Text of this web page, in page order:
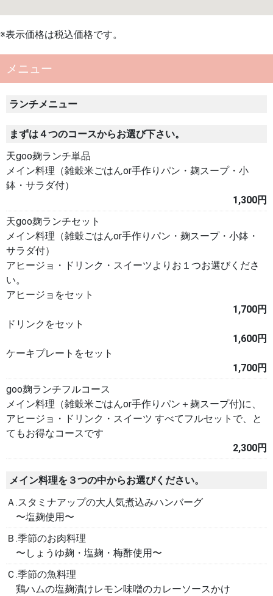
※表示価格は税込価格です。
メニュー
ランチメニュー
まずは４つのコースからお選び下さい。
天goo麹ランチ単品
メイン料理（雑穀米ごはんor手作りパン・麹スープ・小
鉢・サラダ付）
1,300円
天goo麹ランチセット
メイン料理（雑穀ごはんor手作りパン・麹スープ・小鉢・
サラダ付）
アヒージョ・ドリンク・スイーツよりお１つお選びくださ
い。
アヒージョをセット
1,700円
ドリンクをセット
1,600円
ケーキプレートをセット
1,700円
goo麹ランチフルコース
メイン料理（雑穀米ごはんor手作りパン＋麹スープ付)に、
アヒージョ・ドリンク・スイーツ すべてフルセットで、と
てもお得なコースです
2,300円
メイン料理を３つの中からお選びください。
Ａ.スタミナアップの大人気煮込みハンバーグ
〜塩麹使用〜
Ｂ.季節のお肉料理
〜しょうゆ麹・塩麹・梅酢使用〜
Ｃ.季節の魚料理
鶏ハムの塩麹漬けレモン味噌のカレーソースかけ